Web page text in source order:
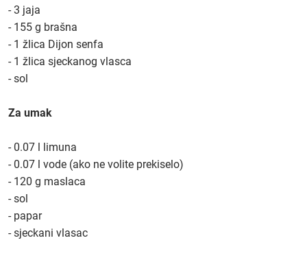
- 3 jaja
- 155 g brašna
- 1 žlica Dijon senfa
- 1 žlica sjeckanog vlasca
- sol
Za umak
- 0.07 l limuna
- 0.07 l vode (ako ne volite prekiselo)
- 120 g maslaca
- sol
- papar
- sjeckani vlasac